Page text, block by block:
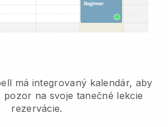
má integrovaný kalendár, aby
pozor na svoje tanečné lekcie
rezervácie.